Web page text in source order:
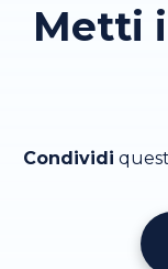
Metti
Condividi